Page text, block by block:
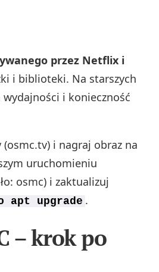
przez Netflix i
i biblioteki. Na starszych
i konieczność
i nagraj obraz na
uruchomieniu
osmc) i zaktualizuj
apt upgrade .
– krok po